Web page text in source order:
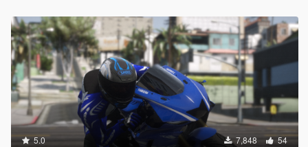
5.0 7,848 54